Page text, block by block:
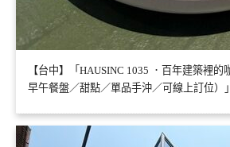
【台中】「HAUSINC 1035 ．百年建築裡的
早午餐盤／甜點／單品手沖／可線上訂位）」